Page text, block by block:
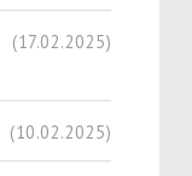
(17.02.2025)
(10.02.2025)